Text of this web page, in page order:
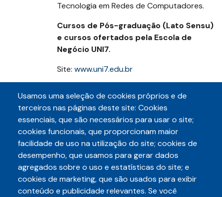
Tecnologia em Redes de Computadores.
Cursos de Pós-graduação (Lato Sensu)
e cursos ofertados pela Escola de
Negócio UNI7.
Site: www.uni7.edu.br
Telefone: 4006-7604
Endereço: Av. Almirante Maximiniano da
Fonseca, 1395 - Luciano Cavalcante
Usamos uma seleção de cookies próprios e de
terceiros nas páginas deste site: Cookies
essenciais, que são necessários para usar o site;
cookies funcionais, que proporcionam maior
facilidade de uso na utilização do site; cookies de
desempenho, que usamos para gerar dados
agregados sobre o uso e estatísticas do site; e
cookies de marketing, que são usados para exibir
conteúdo e publicidade relevantes. Se você